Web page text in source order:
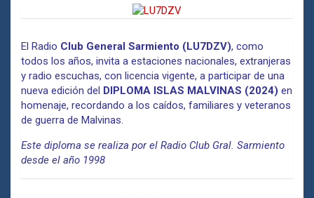
El Radio Club General Sarmiento (LU7DZV), como
todos los años, invita a estaciones nacionales, extranjeras
y radio escuchas, con licencia vigente, a participar de una
nueva edición del DIPLOMA ISLAS MALVINAS (2024) en
homenaje, recordando a los caídos, familiares y veteranos
de guerra de Malvinas.
Este diploma se realiza por el Radio Club Gral. Sarmiento
desde el año 1998